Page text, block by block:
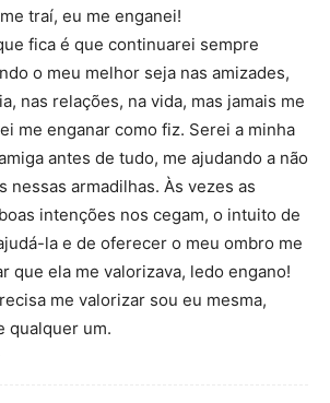
traí, eu me enganei!
fica é que continuarei sempre
o meu melhor seja nas amizades,
nas relações, na vida, mas jamais me
me enganar como fiz. Serei a minha
antes de tudo, me ajudando a não
nessas armadilhas. Às vezes as
intenções nos cegam, o intuito de
la e de oferecer o meu ombro me
que ela me valorizava, ledo engano!
me valorizar sou eu mesma,
qualquer um.